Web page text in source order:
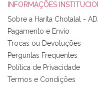
Tudo chegou em
bem acondicionados.
produtos adquiridos.
com um padrão e
perfeitíssima.
loja, têm excelentes
INFORMAÇÕES
Sobre a Harita Chotalal -
Pagamento e Envio
Trocas ou Devoluções
Perguntas Frequentes
Política de Privacidade
Termos e Condições